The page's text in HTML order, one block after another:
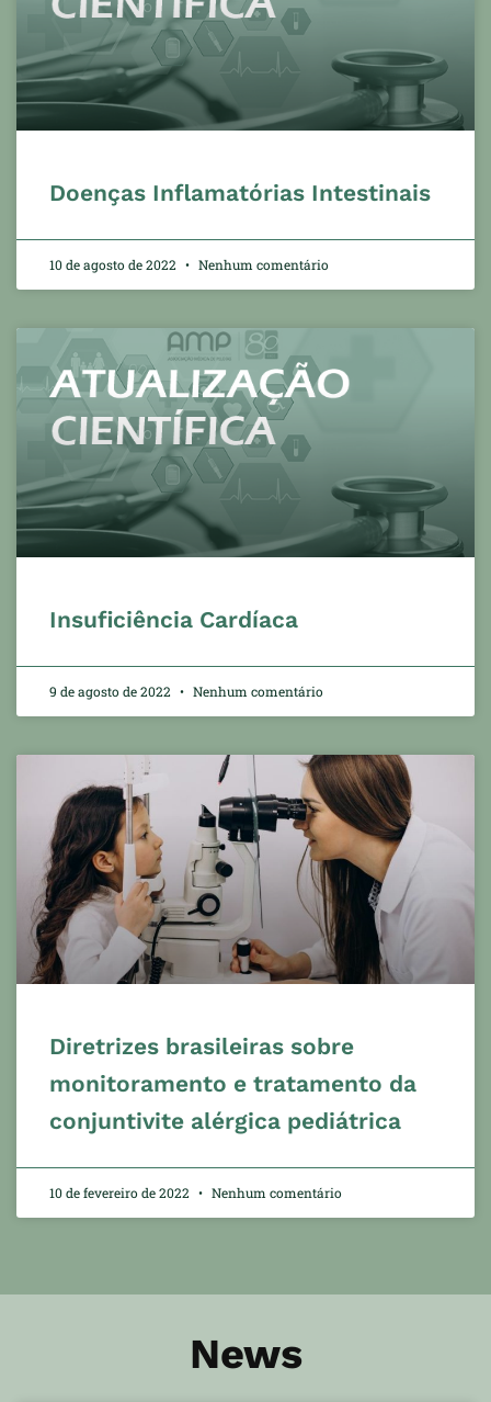
Doenças Inflamatórias Intestinais
10 de agosto de 2022 Nenhum comentário
Insuficiência Cardíaca
9 de agosto de 2022 Nenhum comentário
Diretrizes brasileiras sobre
monitoramento e tratamento da
conjuntivite alérgica pediátrica
10 de fevereiro de 2022 Nenhum comentário
News